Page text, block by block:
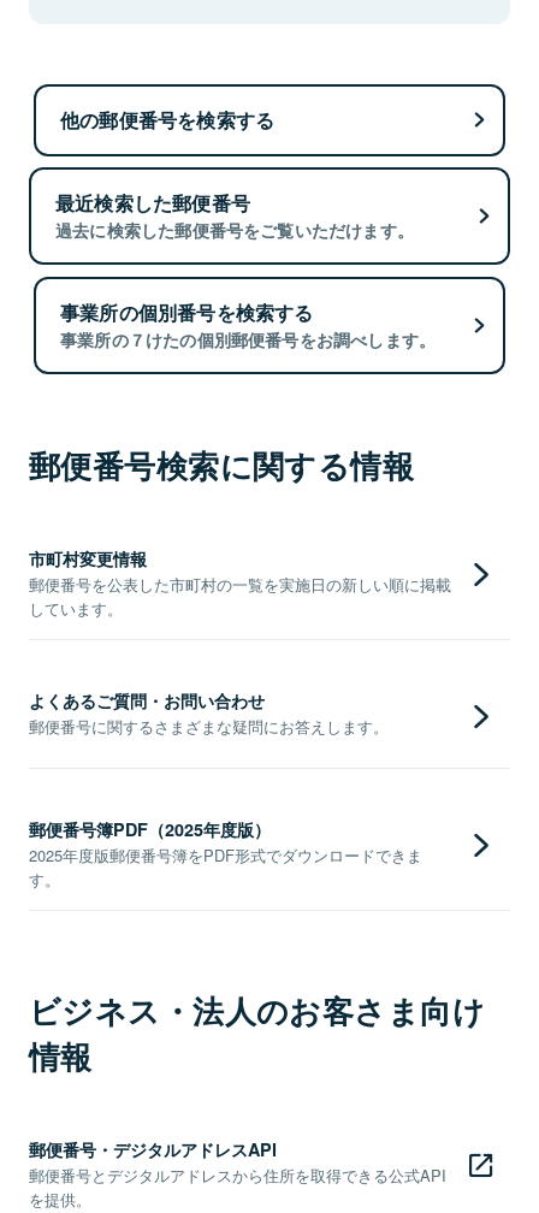
他の郵便番号を検索する
最近検索した郵便番号
過去に検索した郵便番号をご覧いただけます。
事業所の個別番号を検索する
事業所の７けたの個別郵便番号をお調べします。
郵便番号検索に関する情報
市町村変更情報
郵便番号を公表した市町村の一覧を実施日の新しい順に掲載
しています。
よくあるご質問・お問い合わせ
郵便番号に関するさまざまな疑問にお答えします。
郵便番号簿PDF（2025年度版）
2025年度版郵便番号簿をPDF形式でダウンロードできま
す。
ビジネス・法人のお客さま向け
情報
郵便番号・デジタルアドレスAPI
郵便番号とデジタルアドレスから住所を取得できる公式API
を提供。